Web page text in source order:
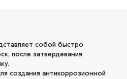
собой быстро
после затвердевания
создания антикоррозионной